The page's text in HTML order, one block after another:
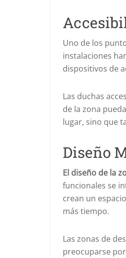
Uno de los
instalaciones
dispositivos de
Las duchas
de la zona
lugar, sino que
Diseño
El diseño de la
funcionales se
crean un
más tiempo.
Las zonas de
preocuparse